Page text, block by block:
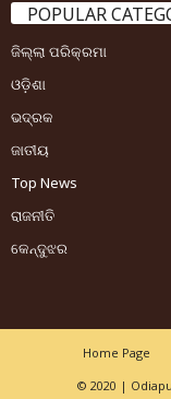
POPULAR
ଜିଲ୍ଲା ପରିକ୍ରମା
ଓଡ଼ିଶା
ଭଦ୍ରକ
ଜାତୀୟ
Top News
ରାଜନୀତି
କେନ୍ଦୁଝର
Home Page
© 2020 |